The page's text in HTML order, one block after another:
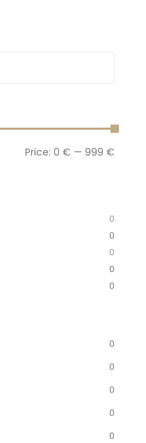
Price: 0 € — 999 €
0
0
0
0
0
0
0
0
0
0